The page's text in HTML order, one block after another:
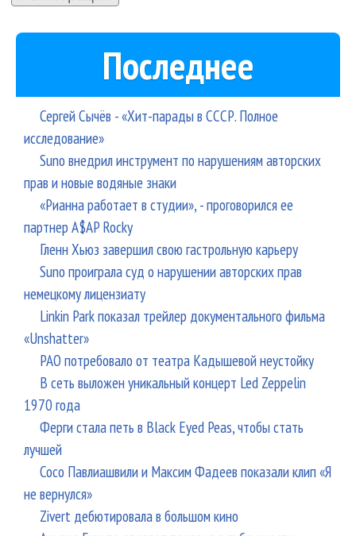
Последнее
Сергей Сычёв - «Хит-парады в СССР. Полное
исследование»
Suno внедрил инструмент по нарушениям авторских
прав и новые водяные знаки
«Рианна работает в студии», - проговорился ее
партнер A$AP Rocky
Гленн Хьюз завершил свою гастрольную карьеру
Suno проиграла суд о нарушении авторских прав
немецкому лицензиату
Linkin Park показал трейлер документального фильма
«Unshatter»
РАО потребовало от театра Кадышевой неустойку
В сеть выложен уникальный концерт Led Zeppelin
1970 года
Ферги стала петь в Black Eyed Peas, чтобы стать
лучшей
Сосо Павлиашвили и Максим Фадеев показали клип «Я
не вернулся»
Zivert дебютировала в большом кино